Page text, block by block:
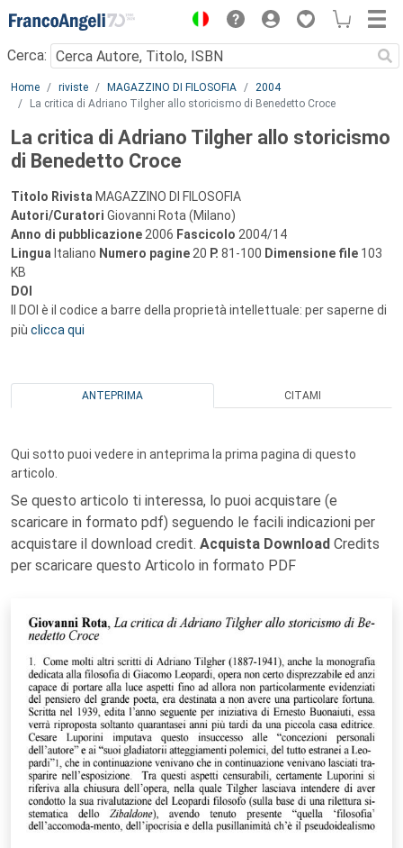
Menu
Cerca:
Main content
Home riviste MAGAZZINO DI FILOSOFIA
2004
La critica di Adriano Tilgher allo storicismo di Benedetto Croce
La critica di Adriano Tilgher allo storicismo
di Benedetto Croce
Titolo Rivista MAGAZZINO DI FILOSOFIA
Autori/Curatori Giovanni Rota (Milano)
Anno di pubblicazione 2006 Fascicolo 2004/14
Lingua Italiano Numero pagine 20 P. 81-100 Dimensione file 103
KB
DOI
Il DOI è il codice a barre della proprietà intellettuale: per saperne di
più clicca qui
ANTEPRIMA CITAMI
Qui sotto puoi vedere in anteprima la prima pagina di questo
articolo.
Se questo articolo ti interessa, lo puoi acquistare (e
scaricare in formato pdf) seguendo le facili indicazioni per
acquistare il download credit. Acquista Download Credits
per scaricare questo Articolo in formato PDF